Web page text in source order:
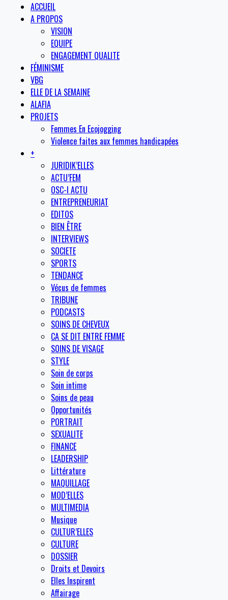
ACCUEIL
A PROPOS
VISION
EQUIPE
ENGAGEMENT QUALITE
FÉMINISME
VBG
ELLE DE LA SEMAINE
ALAFIA
PROJETS
Femmes En Ecojogging
Violence faites aux femmes handicapées
+
JURIDIK’ELLES
ACTU’FEM
OSC-I ACTU
ENTREPRENEURIAT
EDITOS
BIEN ÊTRE
INTERVIEWS
SOCIETE
SPORTS
TENDANCE
Vécus de femmes
TRIBUNE
PODCASTS
SOINS DE CHEVEUX
CA SE DIT ENTRE FEMME
SOINS DE VISAGE
STYLE
Soin de corps
Soin intime
Soins de peau
Opportunités
PORTRAIT
SEXUALITE
FINANCE
LEADERSHIP
Littérature
MAQUILLAGE
MOD’ELLES
MULTIMEDIA
Musique
CULTUR’ELLES
CULTURE
DOSSIER
Droits et Devoirs
Elles Inspirent
Affairage